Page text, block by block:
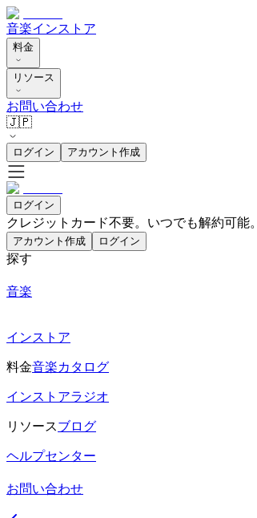
音楽インストア
料金
リソース
お問い合わせ
🇯🇵
ログイン アカウント作成
ログイン
クレジットカード不要。いつでも解約可能。
アカウント作成 ログイン
探す
音楽
インストア
料金音楽カタログ
インストアラジオ
リソースブログ
ヘルプセンター
お問い合わせ